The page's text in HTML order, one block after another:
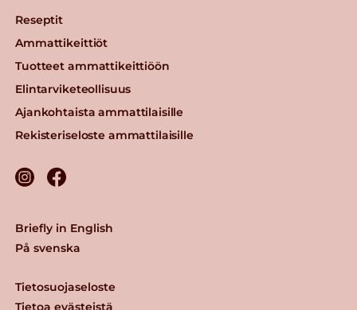
Reseptit
Ammattikeittiöt
Tuotteet ammattikeittiöön
Elintarviketeollisuus
Ajankohtaista ammattilaisille
Rekisteriseloste ammattilaisille
Tietosuojaseloste
Tietoa evästeistä
Briefly in English
På svenska